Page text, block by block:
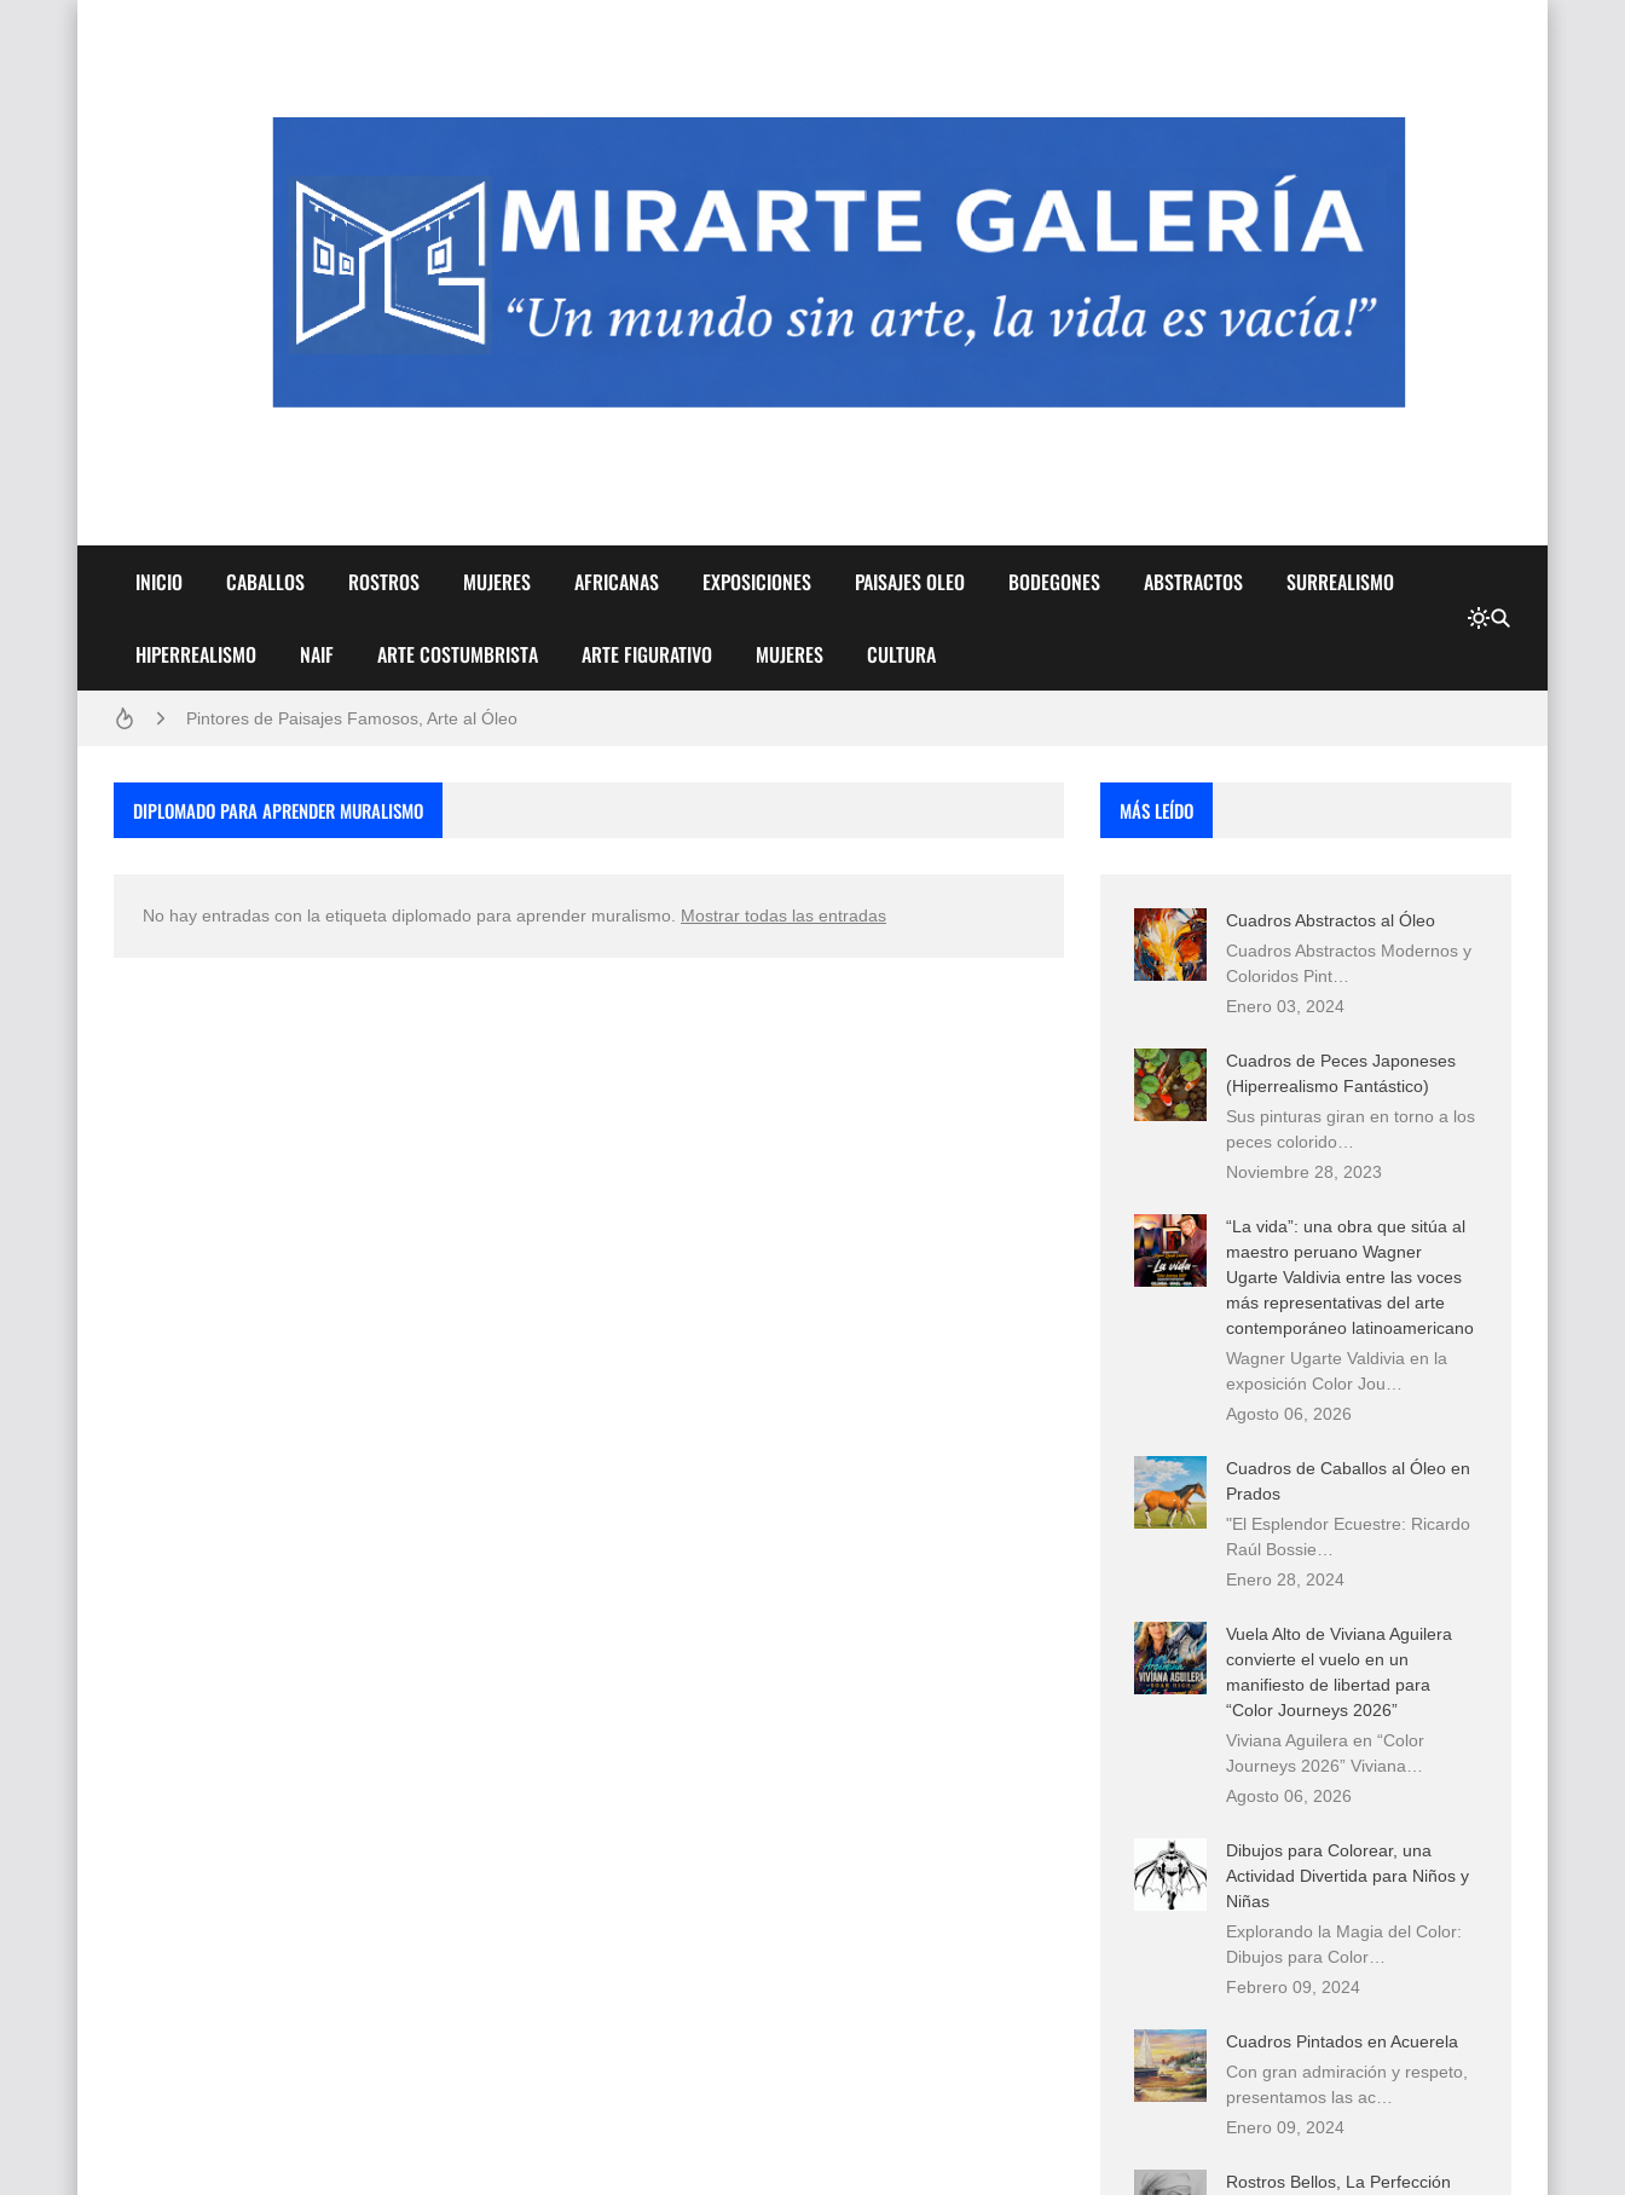
INICIO CABALLOS ROSTROS MUJERES AFRICANAS EXPOSICIONES PAISAJES OLEO BODEGONES ABSTRACTOS SURREALISMO
HIPERREALISMO NAIF ARTE COSTUMBRISTA ARTE FIGURATIVO MUJERES CULTURA
Frutas y Flores Para Colorear Imágenes
Pintores de Paisajes Famosos, Arte al Óleo
DIPLOMADO PARA APRENDER MURALISMO
No hay entradas con la etiqueta diplomado para aprender muralismo Mostrar todas las entradas
MÁS LEÍDO
Cuadros Abstractos al Óleo
Cuadros Abstractos Modernos y
Coloridos Pint…
Enero 03, 2024
Cuadros de Peces Japoneses
(Hiperrealismo Fantástico)
Sus pinturas giran en torno a los
peces colorido…
Noviembre 28, 2023
“La vida”: una obra que sitúa al
maestro peruano Wagner
Ugarte Valdivia entre las voces
más representativas del arte
contemporáneo latinoamericano
Wagner Ugarte Valdivia en la
exposición Color Jou…
Agosto 06, 2026
Cuadros de Caballos al Óleo en
Prados
"El Esplendor Ecuestre: Ricardo
Raúl Bossie…
Enero 28, 2024
Vuela Alto de Viviana Aguilera
convierte el vuelo en un
manifiesto de libertad para
“Color Journeys 2026”
Viviana Aguilera en “Color
Journeys 2026” Viviana…
Agosto 06, 2026
Dibujos para Colorear, una
Actividad Divertida para Niños y
Niñas
Explorando la Magia del Color:
Dibujos para Color…
Febrero 09, 2024
Cuadros Pintados en Acuerela
Con gran admiración y respeto,
presentamos las ac…
Enero 09, 2024
Rostros Bellos, La Perfección